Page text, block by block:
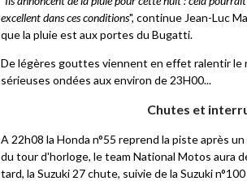
excellent dans ces conditions", continue Jean-Luc
que la pluie est aux portes du Bugatti.
De légères gouttes viennent en effet ralentir le
sérieuses ondées aux environ de 23H00...
Chutes et
A 22h08 la Honda n°55 reprend la piste après
du tour d'horloge, le team National Motos aura
tard, la Suzuki 27 chute, suivie de la Suzuki